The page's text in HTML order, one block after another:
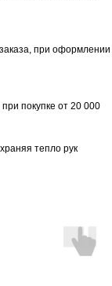
при оформлении
покупке от 20 000
тепло рук